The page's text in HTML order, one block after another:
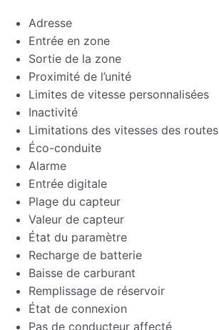
Adresse
Entrée en zone
Sortie de la zone
Proximité de l’unité
Limites de vitesse personnalisées
Inactivité
Limitations des vitesses des routes
Éco-conduite
Alarme
Entrée digitale
Plage du capteur
Valeur de capteur
État du paramètre
Recharge de batterie
Baisse de carburant
Remplissage de réservoir
État de connexion
Pas de conducteur affecté